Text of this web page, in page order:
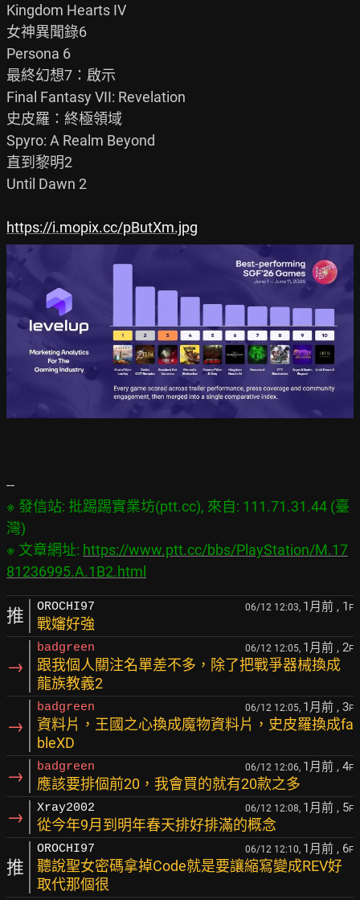
Kingdom Hearts IV
女神異聞錄6
Persona 6
最終幻想7：啟示
Final Fantasy VII: Revelation
史皮羅：終極領域
Spyro: A Realm Beyond
直到黎明2
Until Dawn 2
https://i.mopix.cc/pButXm.jpg
※ 發信站: 批踢踢實業坊(ptt.cc), 來自: 111.71.31.44 (臺
灣)
※ 文章網址: https://www.ptt.cc/bbs/PlayStation/M.17
81236995.A.1B2.html
推 OROCHI97 06/12 12:03, 1月前 , 1 F
戰嬸好強
→
badgreen 06/12 12:05, 1月前 , 2F
跟我個人關注名單差不多，除了把戰爭器械換成
龍族教義2
→
badgreen 06/12 12:05, 1月前 , 3F
資料片，王國之心換成魔物資料片，史皮羅換成fa
bleXD
→ badgreen 06/12 12:06, 1月前 , 4F
應該要排個前20，我會買的就有20款之多
→ Xray2002 06/12 12:08, 1月前 , 5F
從今年9月到明年春天排好排滿的概念
推
OROCHI97 06/12 12:10, 1月前 , 6F
聽說聖女密碼拿掉Code就是要讓縮寫變成REV好
取代那個很